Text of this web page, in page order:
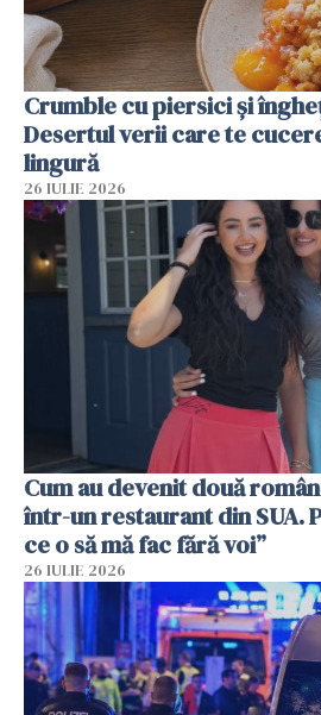
Crumble cu piersici și
Desertul verii care te
lingură
26 IULIE 2026
Cum au devenit două
într-un restaurant din SUA.
ce o să mă fac fără voi”
26 IULIE 2026